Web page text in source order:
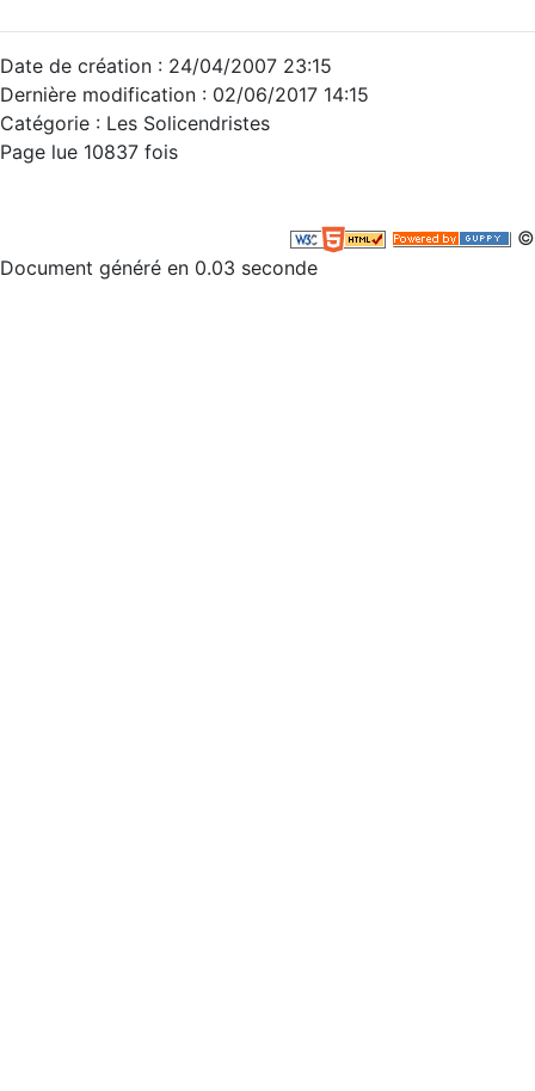
Date de création : 24/04/2007 23:15
Dernière modification : 02/06/2017 14:15
Catégorie : Les Solicendristes
Page lue 10837 fois
©
Document généré en 0.03 seconde